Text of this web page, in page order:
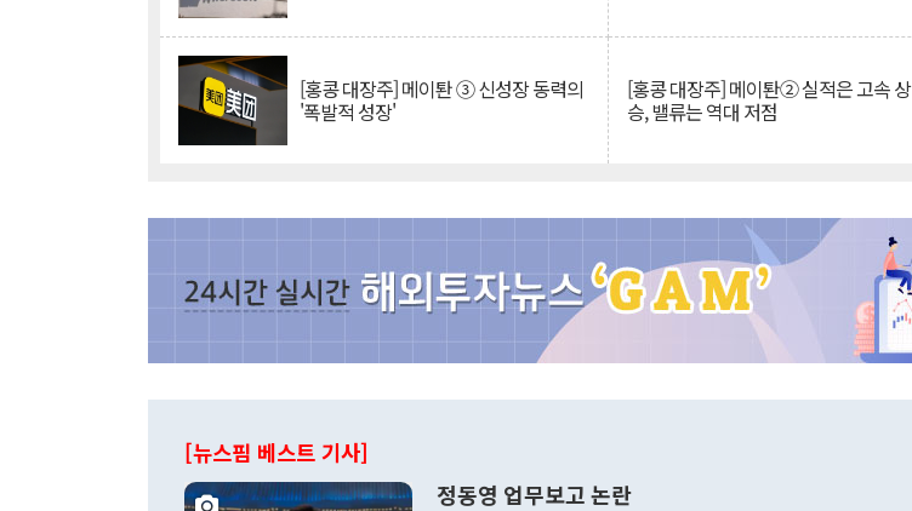
[홍콩 대장주] 메이퇀 ③ 신성장 동력의
'폭발적 성장'
[홍콩 대장주] 메이퇀② 실적은 고속 상
승, 밸류는 역대 저점
[뉴스핌 베스트 기사]
정동영 업무보고 논란